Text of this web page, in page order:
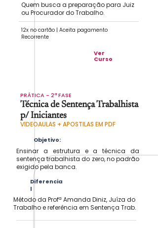
Quem busca a preparação para Juiz
ou Procurador do Trabalho.
12x no cartão | Aceita pagamento
Recorrente
Ver
Curso
VIDEOAULAS + APOSTILAS EM PDF
Ensinar a estrutura e a técnica da
sentença trabalhista do zero, no padrão
exigido pela banca.
Método da Profª Amanda Diniz, Juíza do
Trabalho e referência em Sentença Trab.
Técnica de Sentença Trabalhista
p/ Iniciantes
PRÁTICA - 2ª FASE
Objetivo:
Diferencia
l